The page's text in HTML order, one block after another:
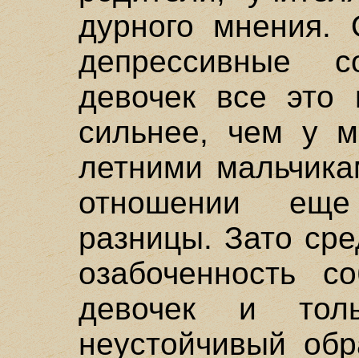
дурного
депрессивные
девочек все это
сильнее, чем у
летними
отношении
разницы. Зато
озабоченность
девочек и
неустойчивый